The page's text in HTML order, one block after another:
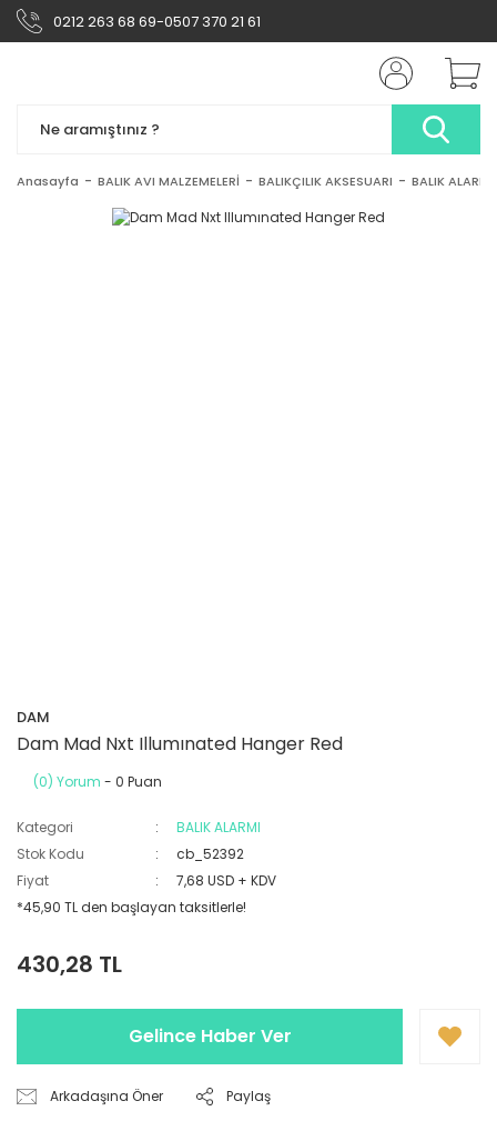
0212 263 68 69-0507 370 21 61
Anasayfa BALIK AVI MALZEMELERİ BALIKÇILIK AKSESUARI BALIK ALARMI
DAM
Dam Mad Nxt Illumınated Hanger Red
(0) Yorum - 0 Puan
Kategori
BALIK ALARMI
Stok Kodu
cb_52392
Fiyat
7,68 USD + KDV
*45,90 TL den başlayan taksitlerle!
430,28 TL
Gelince Haber Ver
Arkadaşına Öner Paylaş